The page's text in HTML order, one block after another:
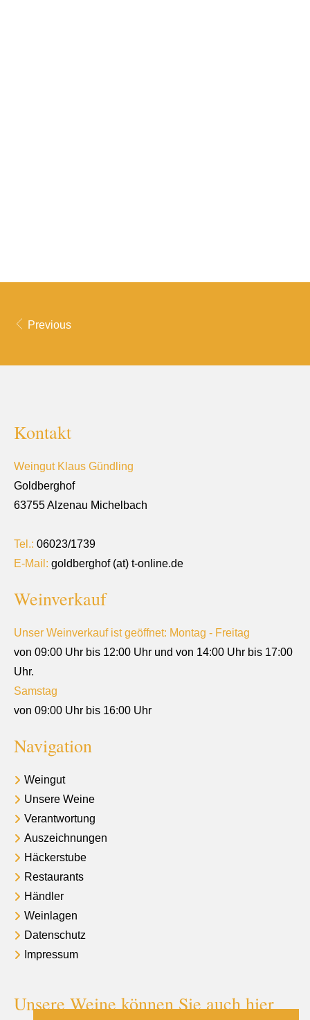
Previous
Kontakt
Weingut Klaus Gündling
Goldberghof
63755 Alzenau Michelbach
Tel.: 06023/1739
E-Mail: goldberghof (at) t-online.de
Weinverkauf
Unser Weinverkauf ist geöffnet: Montag - Freitag
von 09:00 Uhr bis 12:00 Uhr und von 14:00 Uhr bis 17:00
Uhr.
Samstag
von 09:00 Uhr bis 16:00 Uhr
Navigation
Weingut
Unsere Weine
Verantwortung
Auszeichnungen
Häckerstube
Restaurants
Händler
Weinlagen
Datenschutz
Impressum
Unsere Weine können Sie auch hier